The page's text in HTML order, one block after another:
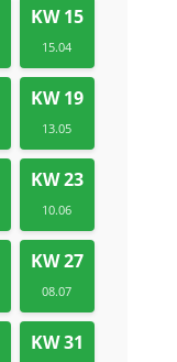
KW 15
15.04
KW 19
13.05
KW 23
10.06
KW 27
08.07
KW 31